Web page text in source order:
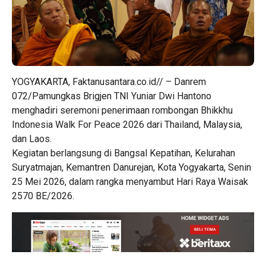
YOGYAKARTA, Faktanusantara.co.id// – Danrem
072/Pamungkas Brigjen TNI Yuniar Dwi Hantono
menghadiri seremoni penerimaan rombongan Bhikkhu
Indonesia Walk For Peace 2026 dari Thailand, Malaysia,
dan Laos.
Kegiatan berlangsung di Bangsal Kepatihan, Kelurahan
Suryatmajan, Kemantren Danurejan, Kota Yogyakarta, Senin
25 Mei 2026, dalam rangka menyambut Hari Raya Waisak
2570 BE/2026.